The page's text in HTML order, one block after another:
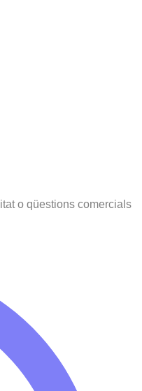
o qüestions comercials